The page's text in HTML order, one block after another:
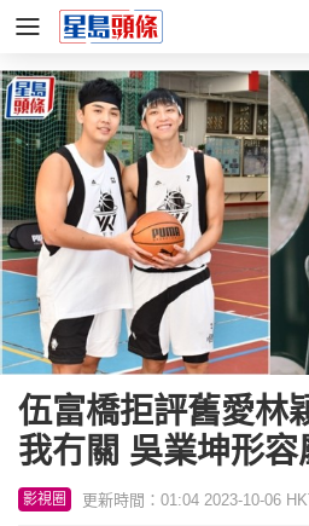
伍富橋拒評舊愛林
我冇關 吳業坤形容
影視圈 更新時間：01:04 2023-10-06